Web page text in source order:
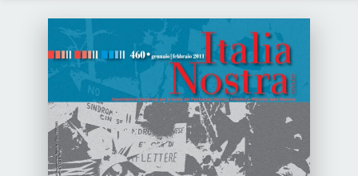
Distribuzione Wolrdwide
CONSIP / MEPA / ANVUR / CINECA
Newsletter